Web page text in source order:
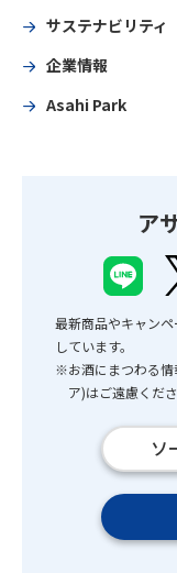
サステナビリティ
企業情報
Asahi Park
ア
最新商品やキャン
しています。
※お酒にまつわる情
ア)はご遠慮くださ
ソ